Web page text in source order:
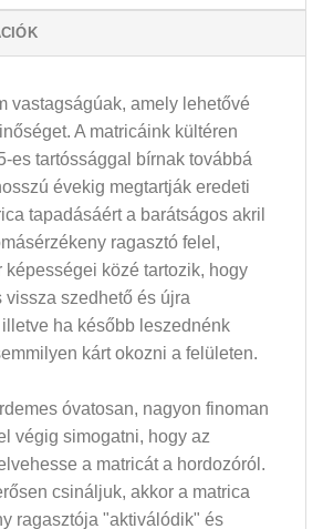
vastagságúak, amely lehetővé
A matricáink kültéren
es tartóssággal bírnak továbbá
évekig megtartják eredeti
tapadásáért a barátságos akril
ragasztó felel,
képességei közé tartozik, hogy
vissza szedhető és újra
ha később leszednénk
kárt okozni a felületen.
óvatosan, nagyon finoman
végig simogatni, hogy az
a matricát a hordozóról.
csináljuk, akkor a matrica
ragasztója "aktiválódik" és